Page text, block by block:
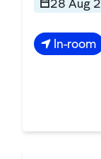
28 Aug
In-room